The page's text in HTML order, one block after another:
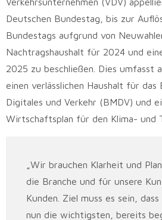
Deutschen Bundestag, bis zur
Bundestags aufgrund von
Nachtragshaushalt für 2024 und
2025 zu beschließen. Dies umfasst
einen verlässlichen Haushalt für
Digitales und Verkehr (BMDV) und
Wirtschaftsplan für den Klima- und
„Wir brauchen Klarheit und
die Branche und für unsere
Kunden. Ziel muss es sein,
nun die wichtigsten, bereits